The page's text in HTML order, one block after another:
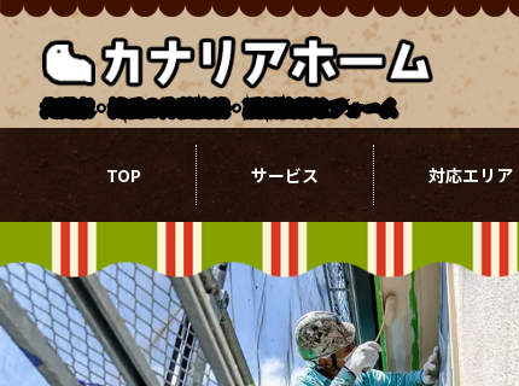
北関東・埼玉の外壁塗装・屋根塗装リフォーム
TOP サービス 対応エリア